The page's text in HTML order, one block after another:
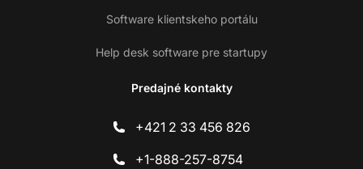
Software klientskeho portálu
Help desk software pre startupy
Predajné kontakty
+421 2 33 456 826
+1-888-257-8754